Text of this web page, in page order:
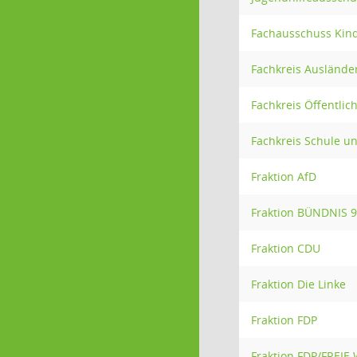
Fachausschuss
Fachkreis
Fachkreis
Fachkreis Schule
Fraktion AfD
Fraktion BÜNDNIS
Fraktion CDU
Fraktion Die Linke
Fraktion FDP